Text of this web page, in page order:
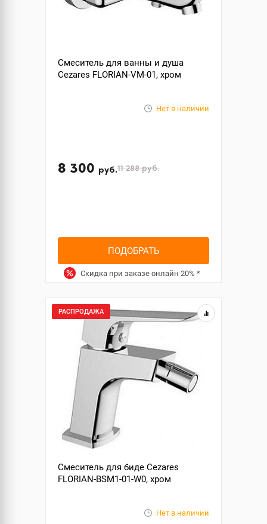
Смеситель для ванны и душа
Cezares FLORIAN-VM-01, хром
Нет в наличии
8 300 руб.11 288руб.
ПОДОБРАТЬ
Скидка при заказе онлайн 20% *
РАСПРОДАЖА
Смеситель для биде Cezares
FLORIAN-BSM1-01-W0, хром
Нет в наличии